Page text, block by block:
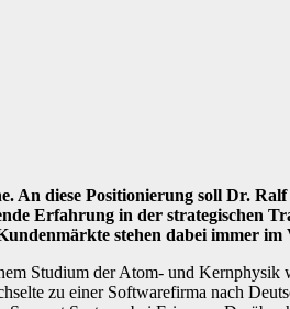
An diese Positionierung soll Dr.
Erfahrung in der strategischen
stehen dabei immer
Studium der Atom- und Kernphysik
zu einer Softwarefirma nach